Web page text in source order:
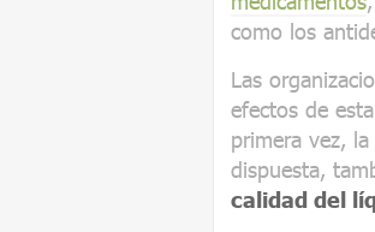
como los
Las
efectos de
primera vez,
dispuesta,
calidad del